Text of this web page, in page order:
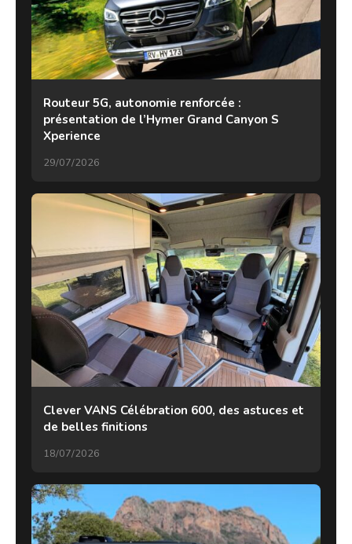
Routeur 5G, autonomie renforcée :
présentation de l’Hymer Grand Canyon S
Xperience
29/07/2026
Clever VANS Célébration 600, des astuces et
de belles finitions
18/07/2026